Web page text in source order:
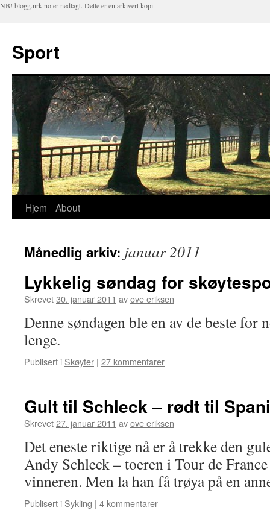
NB! blogg.nrk.no er nedlagt. Dette er en arkivert kopi
Sport
Hopp
innhold
Hjem About
Månedlig arkiv: januar 2011
Lykkelig søndag for
Skrevet30. januar 2011 avove eriksen
Denne søndagen ble en av de beste for
lenge.
Publisert i Skøyter | 27 kommentarer
Gult til Schleck – rødt til
Skrevet27. januar 2011 avove eriksen
Det eneste riktige nå er å trekke den
Andy Schleck – toeren i Tour de
vinneren. Men la han få trøya på en
Publisert i Sykling | 4 kommentarer